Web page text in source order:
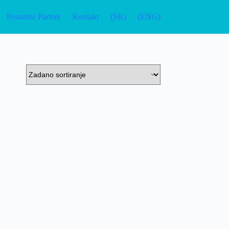
Postanite Partner Kontakt (SK) (ENG)